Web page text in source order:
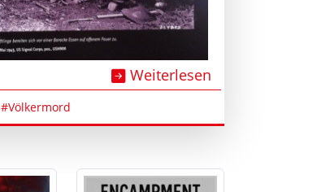
Weiterlesen
#Völkermord